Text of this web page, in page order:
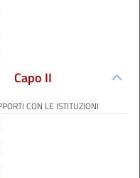
Capo II
CON LE ISTITUZIONI